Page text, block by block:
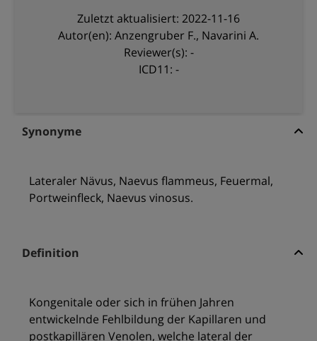
Zuletzt aktualisiert: 2022-11-16
Autor(en): Anzengruber F., Navarini A.
Reviewer(s): -
ICD11: -
Synonyme
Lateraler Nävus, Naevus flammeus, Feuermal,
Portweinfleck, Naevus vinosus.
Definition
Kongenitale oder sich in frühen Jahren
entwickelnde Fehlbildung der Kapillaren und
postkapillären Venolen, welche lateral der